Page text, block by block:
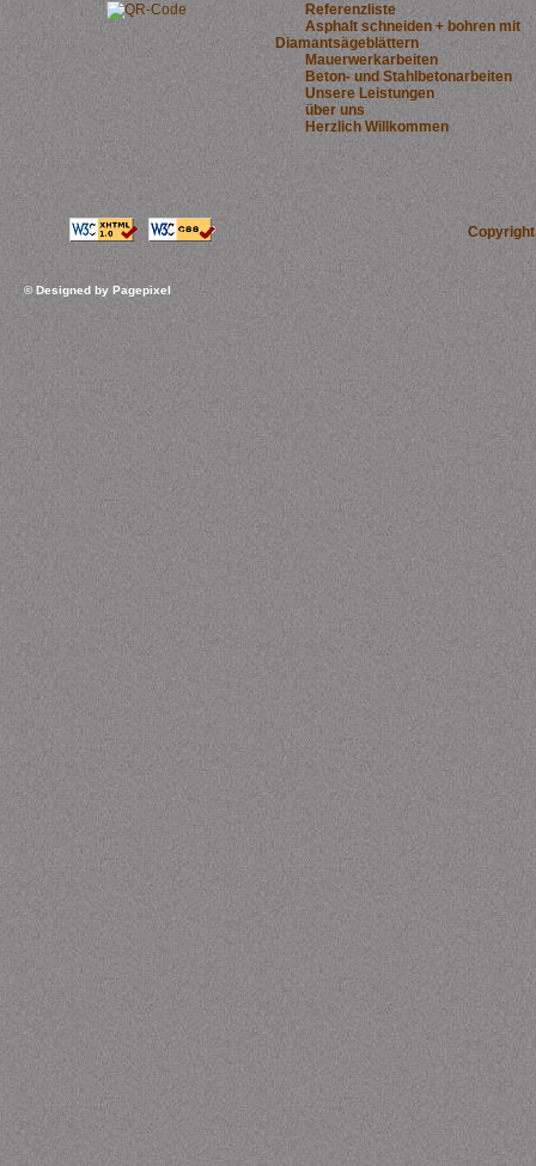
Referenzliste
Asphalt schneiden + bohren mit
Diamantsägeblättern
Mauerwerkarbeiten
Beton- und Stahlbetonarbeiten
Unsere Leistungen
über uns
Herzlich Willkommen
© Designed by Pagepixel